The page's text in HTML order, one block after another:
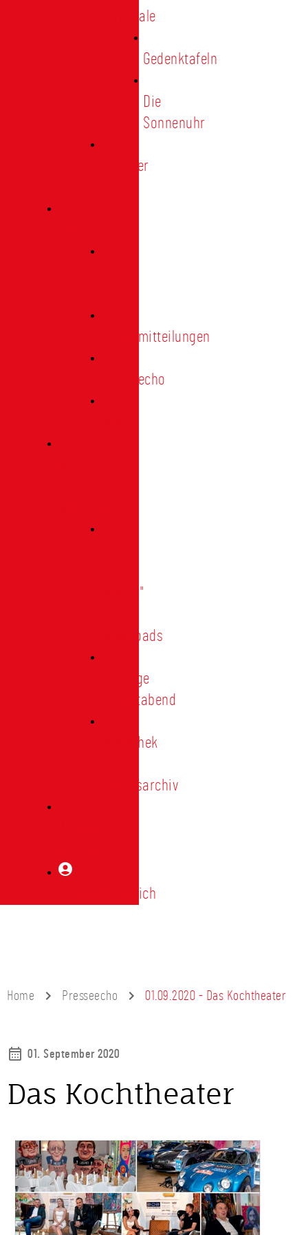
Denkmale
Gedenktafeln
Die
Sonnenuhr
Ratinger
Pressemitteilungen
Presseecho
"digital"
Downloads
Vorträge
Heimatabend
Bibliothek
Vereinsarchiv
Mitgliederbereich
Home Presseecho 01.09.2020 - Das Kochtheater
01. September 2020
Das Kochtheater